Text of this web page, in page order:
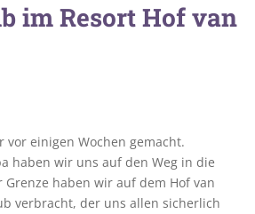
im Resort Hof van
einigen Wochen gemacht.
haben wir uns auf den Weg in die
haben wir auf dem Hof van
verbracht, der uns allen sicherlich